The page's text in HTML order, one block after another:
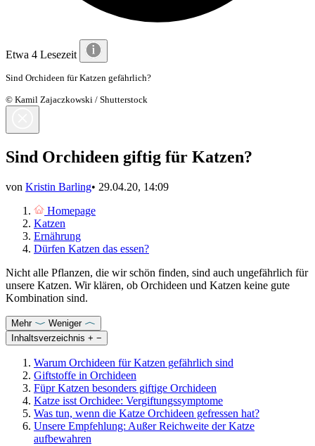
Etwa 4 Lesezeit
Sind Orchideen für Katzen gefährlich?
© Kamil Zajaczkowski / Shutterstock
Sind Orchideen giftig für Katzen?
von Kristin Barling• 29.04.20, 14:09
Homepage
Katzen
Ernährung
Dürfen Katzen das essen?
Nicht alle Pflanzen, die wir schön finden, sind auch ungefährlich für
unsere Katzen. Wir klären, ob Orchideen und Katzen keine gute
Kombination sind.
Mehr
Weniger
Inhaltsverzeichnis + −
Warum Orchideen für Katzen gefährlich sind
Giftstoffe in Orchideen
Füpr Katzen besonders giftige Orchideen
Katze isst Orchidee: Vergiftungssymptome
Was tun, wenn die Katze Orchideen gefressen hat?
Unsere Empfehlung: Außer Reichweite der Katze
aufbewahren